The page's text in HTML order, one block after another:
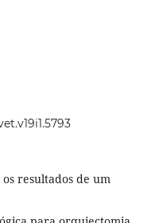
resultados de um